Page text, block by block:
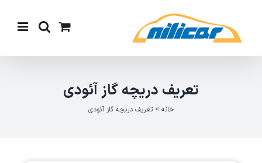
content
تعریف دریچه گاز آئودی
خانه >تعریف دریچه گاز آئودی